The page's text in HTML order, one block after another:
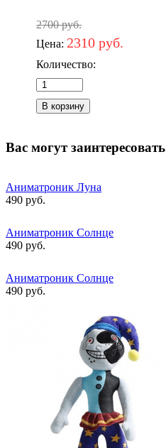
2700 руб.
Цена: 2310 руб.
Количество:
Вас могут заинтересовать
Аниматроник Луна
490 руб.
Аниматроник Солнце
490 руб.
Аниматроник Солнце
490 руб.